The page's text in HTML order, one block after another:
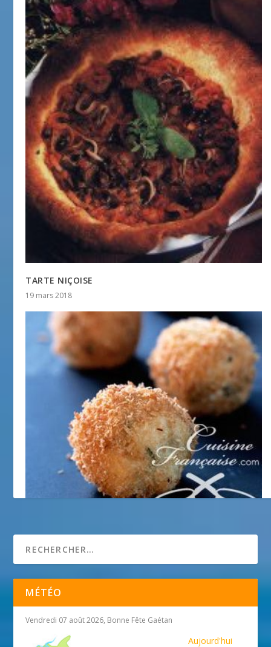
TARTE NIÇOISE
19 mars 2018
MÉTÉO
Vendredi 07 août 2026, Bonne Fête Gaétan
Aujourd'hui